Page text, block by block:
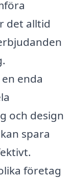
det alltid
enda
och design
spara
företag